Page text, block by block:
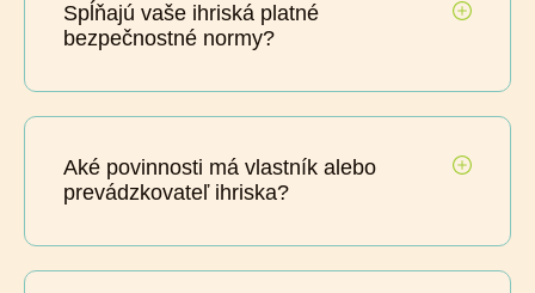
Spĺňajú vaše ihriská platné
bezpečnostné normy?
Aké povinnosti má vlastník alebo
prevádzkovateľ ihriska?